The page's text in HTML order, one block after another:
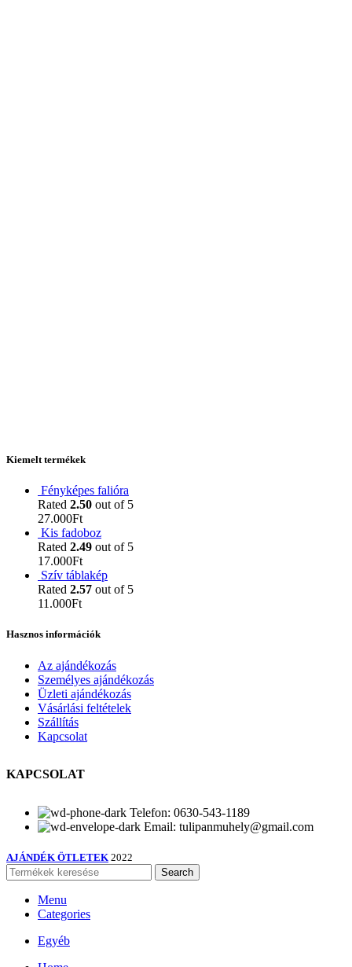
Kiemelt termékek
Fényképes falióra
Rated 2.50 out of 5
27.000Ft
Kis fadoboz
Rated 2.49 out of 5
17.000Ft
Szív táblakép
Rated 2.57 out of 5
11.000Ft
Hasznos információk
Az ajándékozás
Személyes ajándékozás
Üzleti ajándékozás
Vásárlási feltételek
Szállítás
Kapcsolat
KAPCSOLAT
Telefon: 0630-543-1189
Email: tulipanmuhely@gmail.com
AJÁNDÉK ÖTLETEK 2022
Search
Menu
Categories
Egyéb